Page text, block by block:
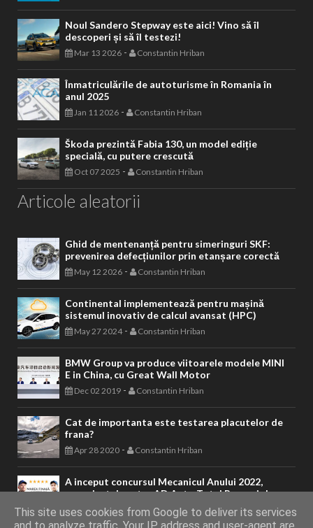
Noul Sandero Stepway este aici! Vino să îl
descoperi și să îl testezi!
Mar 13 2026 - Constantin Hriban
Înmatriculările de autoturisme în Romania în
anul 2025
Jan 11 2026 - Constantin Hriban
Škoda prezintă Fabia 130, un model ediție
specială, cu putere crescută
Oct 07 2025 - Constantin Hriban
Articole aleatorii
Ghid de mentenanță pentru simeringuri SKF:
prevenirea defecțiunilor prin etanșare corectă
May 12 2026 - Constantin Hriban
Continental implementează pentru mașină
sistemul inovativ de calcul avansat (HPC)
May 27 2024- Constantin Hriban
BMW Group va produce viitoarele modele MINI
E in China, cu Great Wall Motor
Dec 02 2019 - Constantin Hriban
Cat de importanta este testarea placutelor de
frana?
Apr 28 2020 - Constantin Hriban
A inceput concursul Mecanicul Anului 2022,
organizat de catre AD Auto Total Romania!
Oct 06 2022- Constantin Hriban
This site uses cookies from Google to deliver its services